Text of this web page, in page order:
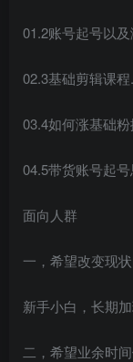
01.2账号起号以
02.3基础剪辑课
03.4如何涨基础
04.5带货账号起
面向人群
一，希望改变现状
新手小白，长期
二，希望业余时